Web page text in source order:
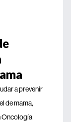
a prevenir
de mama,
Oncología